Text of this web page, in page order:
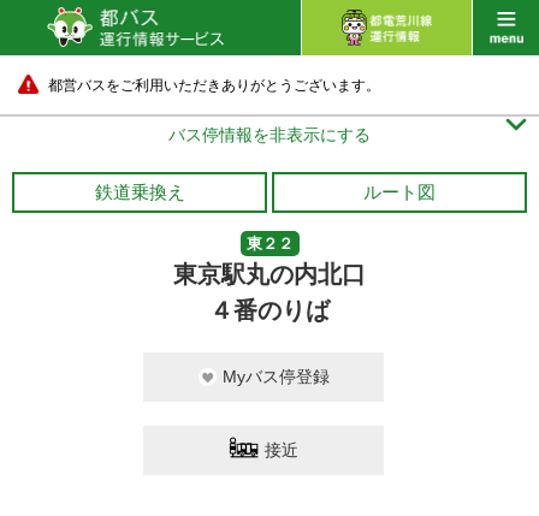
都営バスをご利用いただきありがとうございます。
バス停情報を非表示にする 
鉄道乗換え ルート図
東２２
東京駅丸の内北口
４番のりば
Myバス停登録
接近